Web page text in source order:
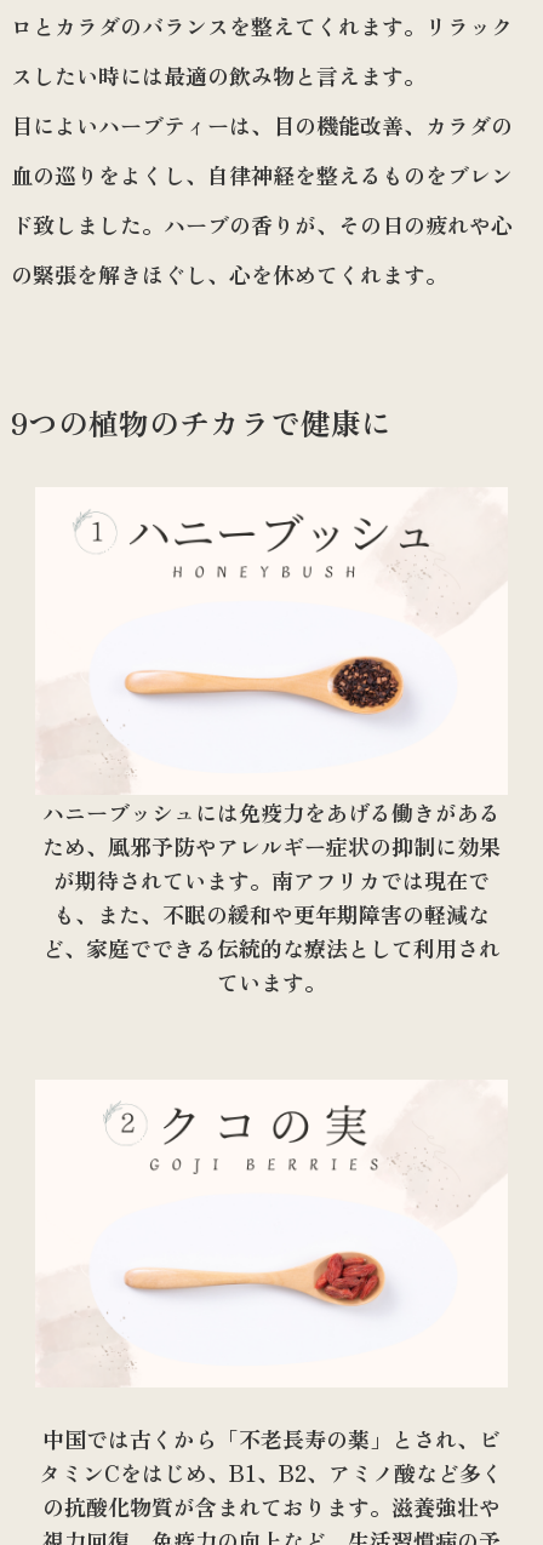
ロとカラダのバランスを整えてくれます。リラック
スしたい時には最適の飲み物と言えます。
目によいハーブティーは、目の機能改善、カラダの
血の巡りをよくし、自律神経を整えるものをブレン
ド致しました。ハーブの香りが、その日の疲れや心
の緊張を解きほぐし、心を休めてくれます。
9つの植物のチカラで健康に
ハニーブッシュには免疫力をあげる働きがある
ため、風邪予防やアレルギー症状の抑制に効果
が期待されています。南アフリカでは現在で
も、また、不眠の緩和や更年期障害の軽減な
ど、家庭でできる伝統的な療法として利用され
ています。
中国では古くから「不老長寿の薬」とされ、ビ
タミンCをはじめ、B1、B2、アミノ酸など多く
の抗酸化物質が含まれております。滋養強壮や